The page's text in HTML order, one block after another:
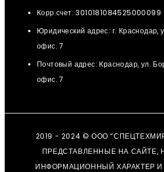
Корр.счет: 3010181084525000099
Юридический адрес: г. Краснодар,
офис. 7
Почтовый адрес: Краснодар, ул.
офис. 7
2019 - 2024 © ООО
ПРЕДСТАВЛЕННЫЕ НА САЙТЕ,
ИНФОРМАЦИОННЫЙ ХАРАКТЕР